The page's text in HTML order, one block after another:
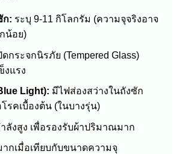
ก: ระบุ 9-11 กิโลกรัม (ความจุจริงอาจ
น้อย)
ดกระจกนิรภัย (Tempered Glass)
งแรง
Light): มีไฟส่องสว่างในถังซัก
รคเบื้องต้น (ในบางรุ่น)
ลังสูง เพื่อรองรับผ้าปริมาณมาก
ากเมื่อเทียบกับขนาดความจุ